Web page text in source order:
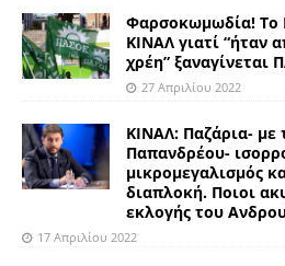
Φαρσοκωμωδία! Το
ΚΙΝΑΛ γιατί “ήταν
χρέη” ξαναγίνεται
27 Απριλίου 2022
ΚΙΝΑΛ: Παζάρια- με
Παπανδρέου-
μικρομεγαλισμός
διαπλοκή. Ποιοι
εκλογής του
17 Απριλίου 2022